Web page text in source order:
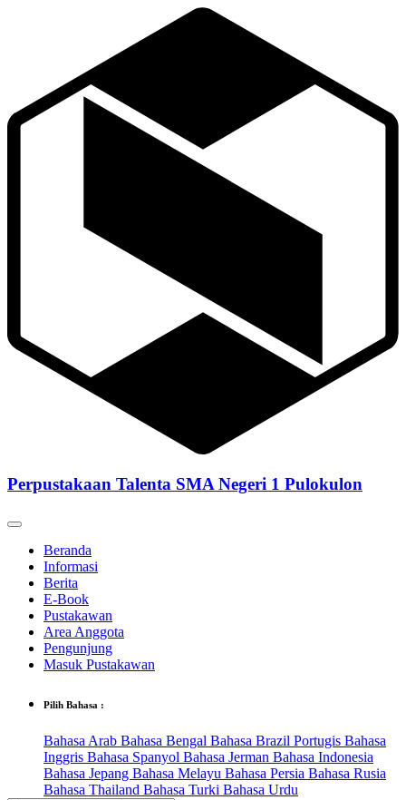
Perpustakaan Talenta SMA Negeri 1 Pulokulon
Beranda
Informasi
Berita
E-Book
Pustakawan
Area Anggota
Pengunjung
Masuk Pustakawan
Pilih Bahasa :
Bahasa Arab Bahasa Bengal Bahasa Brazil Portugis Bahasa
Inggris Bahasa Spanyol Bahasa Jerman Bahasa Indonesia
Bahasa Jepang Bahasa Melayu Bahasa Persia Bahasa Rusia
Bahasa Thailand Bahasa Turki Bahasa Urdu